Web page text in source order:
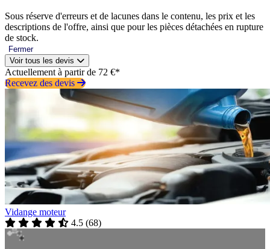
Sous réserve d'erreurs et de lacunes dans le contenu, les prix et les
descriptions de l'offre, ainsi que pour les pièces détachées en rupture
de stock.
Fermer
Voir tous les devis
Actuellement à partir de 72 €*
Recevez des devis
Vidange moteur
4.5 (68)